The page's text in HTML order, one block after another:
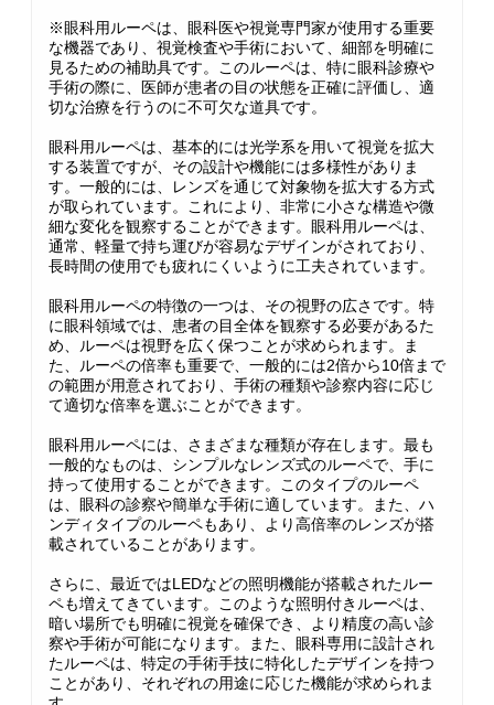
※眼科用ルーペは、眼科医や視覚専門家が使用する重要
な機器であり、視覚検査や手術において、細部を明確に
見るための補助具です。このルーペは、特に眼科診療や
手術の際に、医師が患者の目の状態を正確に評価し、適
切な治療を行うのに不可欠な道具です。
眼科用ルーペは、基本的には光学系を用いて視覚を拡大
する装置ですが、その設計や機能には多様性がありま
す。一般的には、レンズを通じて対象物を拡大する方式
が取られています。これにより、非常に小さな構造や微
細な変化を観察することができます。眼科用ルーペは、
通常、軽量で持ち運びが容易なデザインがされており、
長時間の使用でも疲れにくいように工夫されています。
眼科用ルーペの特徴の一つは、その視野の広さです。特
に眼科領域では、患者の目全体を観察する必要があるた
め、ルーペは視野を広く保つことが求められます。ま
た、ルーペの倍率も重要で、一般的には2倍から10倍まで
の範囲が用意されており、手術の種類や診察内容に応じ
て適切な倍率を選ぶことができます。
眼科用ルーペには、さまざまな種類が存在します。最も
一般的なものは、シンプルなレンズ式のルーペで、手に
持って使用することができます。このタイプのルーペ
は、眼科の診察や簡単な手術に適しています。また、ハ
ンディタイプのルーペもあり、より高倍率のレンズが搭
載されていることがあります。
さらに、最近ではLEDなどの照明機能が搭載されたルー
ペも増えてきています。このような照明付きルーペは、
暗い場所でも明確に視覚を確保でき、より精度の高い診
察や手術が可能になります。また、眼科専用に設計され
たルーペは、特定の手術手技に特化したデザインを持つ
ことがあり、それぞれの用途に応じた機能が求められま